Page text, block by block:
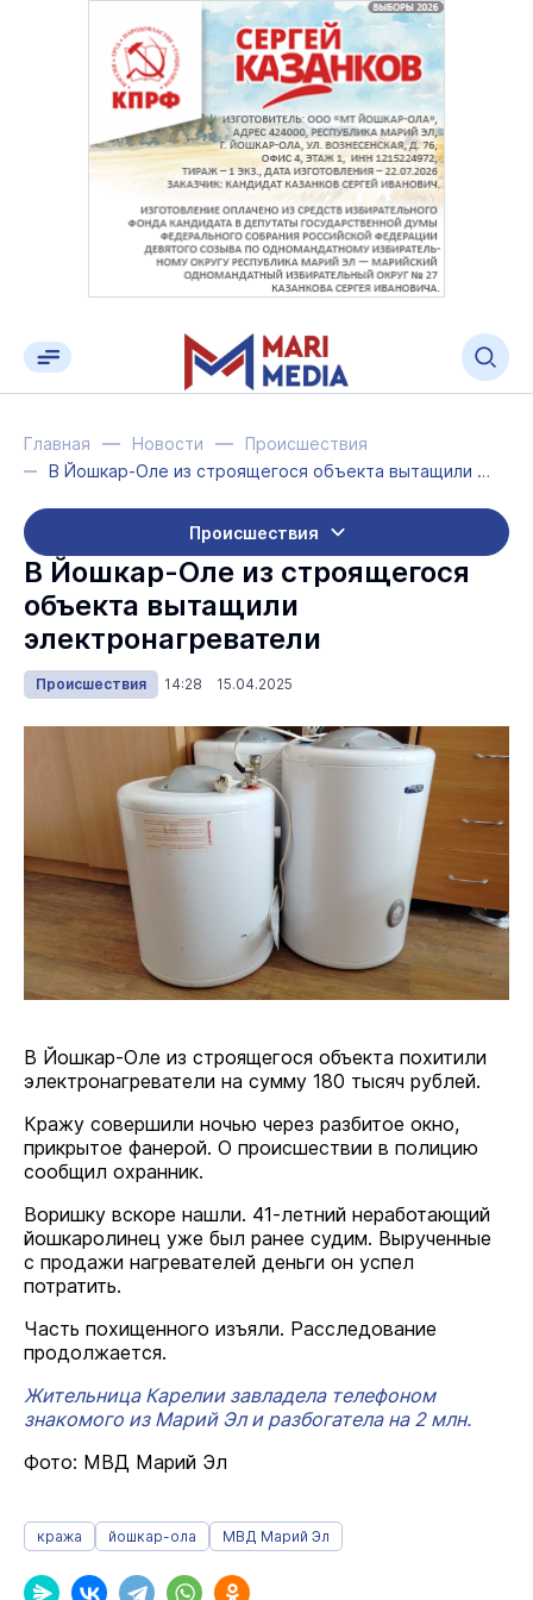
Главная Новости
Происшествия
В Йошкар-Оле из строящегося объекта вытащили электронагреватели
Происшествия
В Йошкар-Оле из строящегося
объекта вытащили
электронагреватели
Происшествия 14:28 15.04.2025
В Йошкар-Оле из строящегося объекта похитили
электронагреватели на сумму 180 тысяч рублей.
Кражу совершили ночью через разбитое окно,
прикрытое фанерой. О происшествии в полицию
сообщил охранник.
Воришку вскоре нашли. 41-летний неработающий
йошкаролинец уже был ранее судим. Вырученные
с продажи нагревателей деньги он успел
потратить.
Часть похищенного изъяли. Расследование
продолжается.
Жительница Карелии завладела телефоном
знакомого из Марий Эл и разбогатела на 2 млн.
Фото: МВД Марий Эл
кража йошкар-ола МВД Марий Эл